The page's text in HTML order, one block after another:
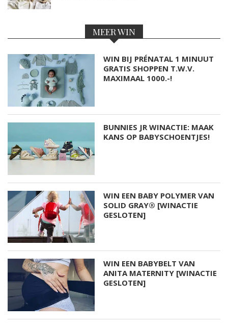
MEER WIN
WIN BIJ PRÉNATAL 1 MINUUT
GRATIS SHOPPEN T.W.V.
MAXIMAAL 1000.-!
BUNNIES JR WINACTIE: MAAK
KANS OP BABYSCHOENTJES!
WIN EEN BABY POLYMER VAN
SOLID GRAY® [WINACTIE
GESLOTEN]
WIN EEN BABYBELT VAN
ANITA MATERNITY [WINACTIE
GESLOTEN]